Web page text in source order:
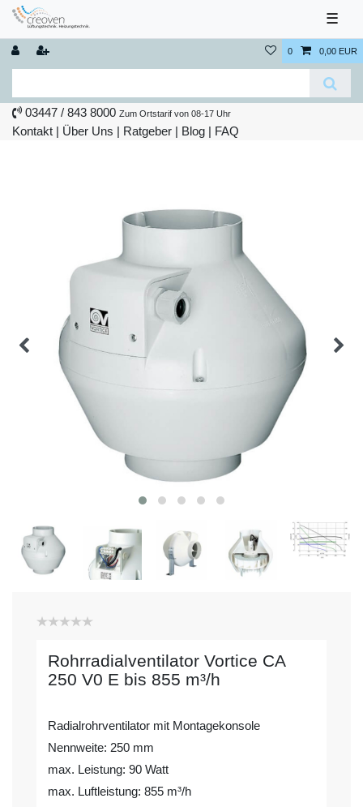
☰
0 0,00 EUR
03447 / 843 8000 Zum Ortstarif von 08-17 Uhr
Kontakt | Über Uns | Ratgeber | Blog | FAQ
Rohrradialventilator Vortice CA
250 V0 E bis 855 m³/h
Radialrohrventilator mit Montagekonsole
Nennweite: 250 mm
max. Leistung: 90 Watt
max. Luftleistung: 855 m³/h